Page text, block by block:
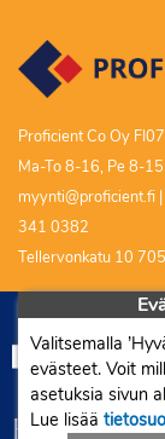
Proficient Co Oy
Ma-To 8-16, Pe 8-15
myynti@proficient.fi
341 0382
Tellervonkatu 10
Valitsemalla
evästeet. Voit
asetuksia sivun
Lue lisää